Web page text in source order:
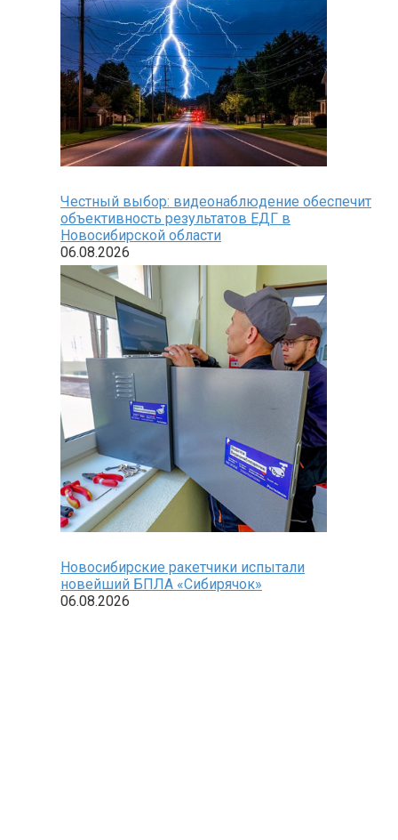
Честный выбор: видеонаблюдение обеспечит
объективность результатов ЕДГ в
Новосибирской области
06.08.2026
Новосибирские ракетчики испытали
новейший БПЛА «Сибирячок»
06.08.2026